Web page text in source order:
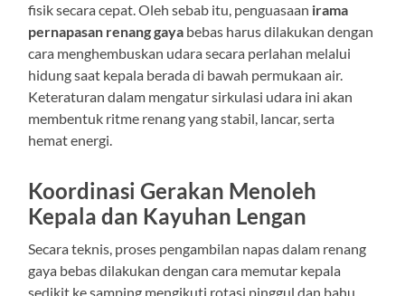
fisik secara cepat. Oleh sebab itu, penguasaan irama
pernapasan renang gaya bebas harus dilakukan dengan
cara menghembuskan udara secara perlahan melalui
hidung saat kepala berada di bawah permukaan air.
Keteraturan dalam mengatur sirkulasi udara ini akan
membentuk ritme renang yang stabil, lancar, serta
hemat energi.
Koordinasi Gerakan Menoleh
Kepala dan Kayuhan Lengan
Secara teknis, proses pengambilan napas dalam renang
gaya bebas dilakukan dengan cara memutar kepala
sedikit ke samping mengikuti rotasi pinggul dan bahu.